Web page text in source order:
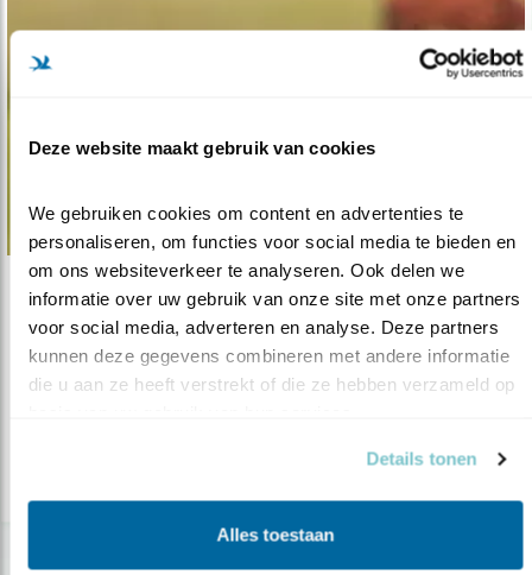
Deze website maakt gebruik van cookies
We gebruiken cookies om content en advertenties te
personaliseren, om functies voor social media te bieden en
om ons websiteverkeer te analyseren. Ook delen we
informatie over uw gebruik van onze site met onze partners
voor social media, adverteren en analyse. Deze partners
kunnen deze gegevens combineren met andere informatie
die u aan ze heeft verstrekt of die ze hebben verzameld op
Details tonen
Alles toestaan
Nieuws
Grutto’s en graskaas op Oerol 2018
12.06.18Kom mee met de speciale fietsexcursies langs